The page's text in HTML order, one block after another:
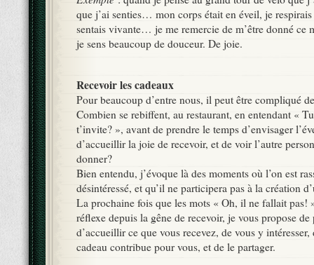
que j’ai senties… mon corps était en éveil, je
sentais vivante… je me remercie de m’être donné ce
je sens beaucoup de douceur. De joie.
Recevoir les cadeaux
Pour beaucoup d’entre nous, il peut être compliqué
Combien se rebiffent, au restaurant, en entendant «
t’invite? », avant de prendre le temps d’envisager
d’accueillir la joie de recevoir, et de voir l’autre
donner?
Bien entendu, j’évoque là des moments où l’on est
désintéressé, et qu’il ne participera pas à la création
La prochaine fois que les mots « Oh, il ne fallait pas!
réflexe depuis la gêne de recevoir, je vous propose de
d’accueillir ce que vous recevez, de vous y
cadeau contribue pour vous, et de le partager.